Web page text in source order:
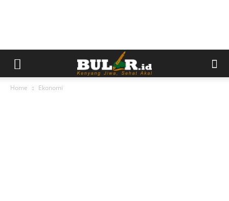
Home Ekonomi